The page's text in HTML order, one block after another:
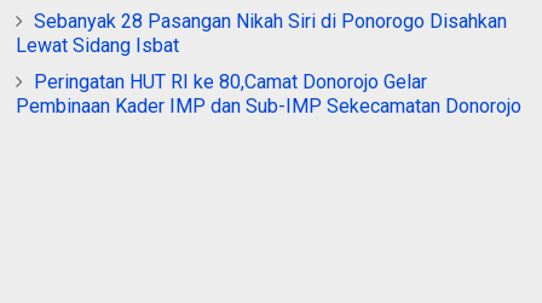
Sebanyak 28 Pasangan Nikah Siri di Ponorogo Disahkan
Lewat Sidang Isbat
Peringatan HUT RI ke 80,Camat Donorojo Gelar
Pembinaan Kader IMP dan Sub-IMP Sekecamatan Donorojo